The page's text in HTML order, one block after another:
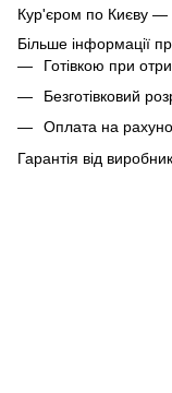
Кур'єром по Києву —
Більше інформації
Готівкою при
Безготівковий
Оплата на
Гарантія від